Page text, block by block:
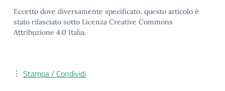
Eccetto dove diversamente specificato, questo articolo è
stato rilasciato sotto Licenza Creative Commons
Attribuzione 4.0 Italia.
Stampa / Condividi